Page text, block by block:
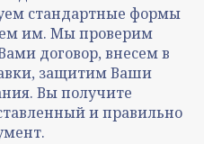
стандартные формы
им. Мы проверим
договор, внесем в
защитим Ваши
Вы получите
и правильно